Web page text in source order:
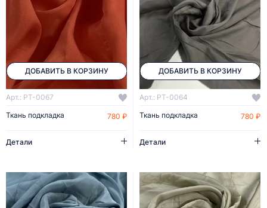
ДОБАВИТЬ В КОРЗИНУ
Арт.: PT-0067
Ткань подкладка
780 ₽
Детали
ДОБАВИТЬ В КОРЗИНУ
Арт.: PT-0064
Ткань подкладка
780 ₽
Детали